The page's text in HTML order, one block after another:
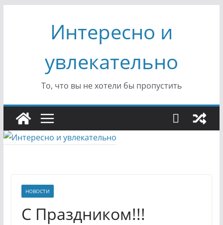
содержимомуИнтересно и
увлекательно
То, что вы не хотели бы пропустить
НОВОСТИ
С Праздником!!!